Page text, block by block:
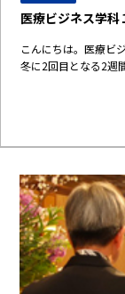
医療ビジネス学
こんにちは。医療ビ
冬に2回目となる2週